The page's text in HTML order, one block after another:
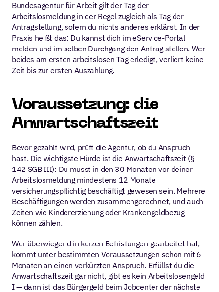
Bundesagentur für Arbeit gilt der Tag der
Arbeitslosmeldung in der Regel zugleich als Tag der
Antragstellung, sofern du nichts anderes erklärst. In der
Praxis heißt das: Du kannst dich im eService-Portal
melden und im selben Durchgang den Antrag stellen. Wer
beides am ersten arbeitslosen Tag erledigt, verliert keine
Zeit bis zur ersten Auszahlung.
Voraussetzung: die
Anwartschaftszeit
Bevor gezahlt wird, prüft die Agentur, ob du Anspruch
hast. Die wichtigste Hürde ist die Anwartschaftszeit (§
142 SGB III): Du musst in den 30 Monaten vor deiner
Arbeitslosmeldung mindestens 12 Monate
versicherungspflichtig beschäftigt gewesen sein. Mehrere
Beschäftigungen werden zusammengerechnet, und auch
Zeiten wie Kindererziehung oder Krankengeldbezug
können zählen.
Wer überwiegend in kurzen Befristungen gearbeitet hat,
kommt unter bestimmten Voraussetzungen schon mit 6
Monaten an einen verkürzten Anspruch. Erfüllst du die
Anwartschaftszeit gar nicht, gibt es kein Arbeitslosengeld
I — dann ist das Bürgergeld beim Jobcenter der nächste